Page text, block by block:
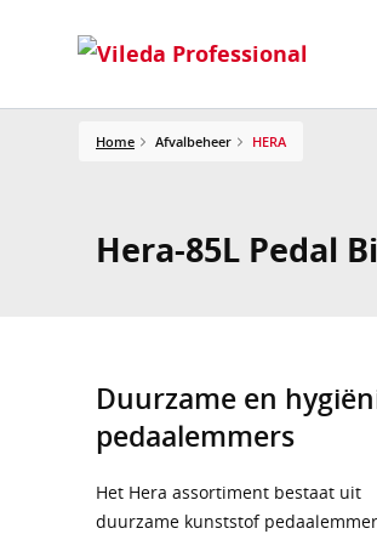
Home Afvalbeheer HERA
Hera-85L Pedal
Duurzame en
pedaalemmers
Het Hera assortiment bestaat uit
duurzame kunststof